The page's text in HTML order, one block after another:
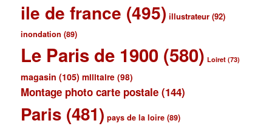
ile de france (495) illustrateur (92)
inondation (89)
Le Paris de 1900 (580) Loiret (73)
magasin (105) militaire (98)
Montage photo carte postale (144)
Paris (481) pays de la loire (89)